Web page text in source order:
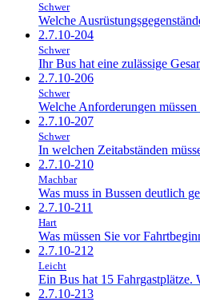
Schwer
Welche
2.7.10-204
Schwer
Ihr Bus hat eine zulässige
2.7.10-206
Schwer
Welche Anforderungen
2.7.10-207
Schwer
In welchen Zeitabständen
2.7.10-210
Machbar
Was muss in Bussen deutlich
2.7.10-211
Hart
Was müssen Sie vor
2.7.10-212
Leicht
Ein Bus hat 15 Fahrgastplätze.
2.7.10-213